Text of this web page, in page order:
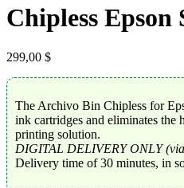
Chipless
299,00 $
The Archivo Bin Chipless for
ink cartridges and eliminates the
printing solution.
DIGITAL DELIVERY ONLY
Delivery time of 30 minutes, in